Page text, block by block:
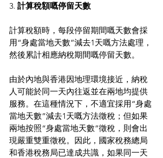
3. 計算稅額嘅停留天數
計算稅額時，每段停留期間嘅天數會採
用“身處當地天數”減去1天嘅方法處理，
然後累計相應納稅期間嘅停留天數。
由於內地與香港因地理環境接近，納稅
人可能於同一天內往返並在兩地均提供
服務。在這種情況下，不適宜採用“身處
當地天數”減去1天嘅方法徵稅；但如果
兩地按照“身處當地天數”徵稅，則會出
現嚴重雙重徵稅。因此，國家稅務總局
和香港稅務局已達成共識，如果同一天